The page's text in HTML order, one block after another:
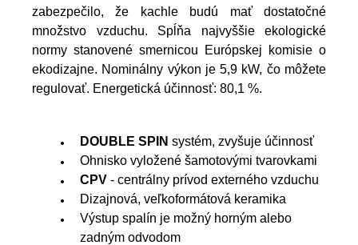
zabezpečilo, že kachle budú mať dostatočné
množstvo vzduchu. Spĺňa najvyššie ekologické
normy stanovené smernicou Európskej komisie o
ekodizajne. Nominálny výkon je 5,9 kW, čo môžete
regulovať. Energetická účinnosť: 80,1 %.
DOUBLE SPIN systém, zvyšuje účinnosť
Ohnisko vyložené šamotovými tvarovkami
CPV - centrálny prívod externého vzduchu
Dizajnová, veľkoformátová keramika
Výstup spalín je možný horným alebo
zadným odvodom